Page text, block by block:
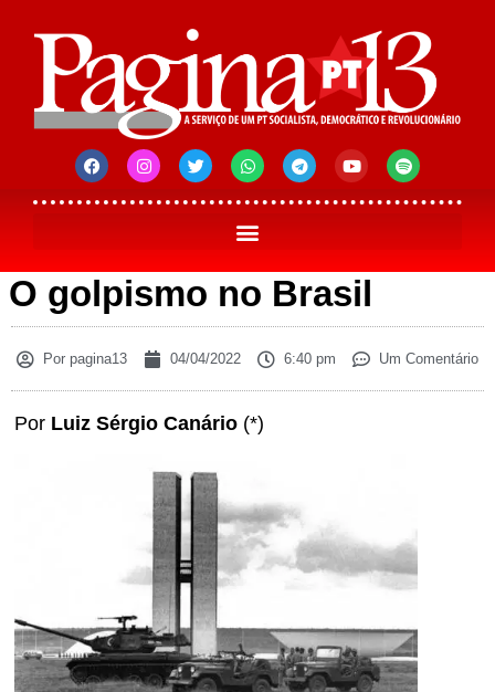
O golpismo no Brasil
Por pagina13 04/04/2022 6:40 pm Um Comentário
Por Luiz Sérgio Canário (*)